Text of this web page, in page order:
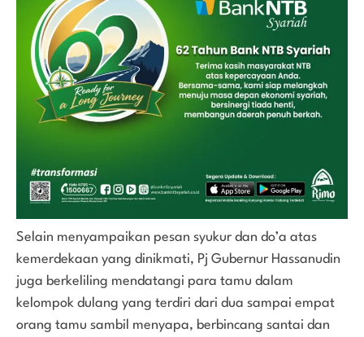
Selain menyampaikan pesan syukur dan do’a atas
kemerdekaan yang dinikmati, Pj Gubernur Hassanudin
juga berkeliling mendatangi para tamu dalam
kelompok dulang yang terdiri dari dua sampai empat
orang tamu sambil menyapa, berbincang santai dan